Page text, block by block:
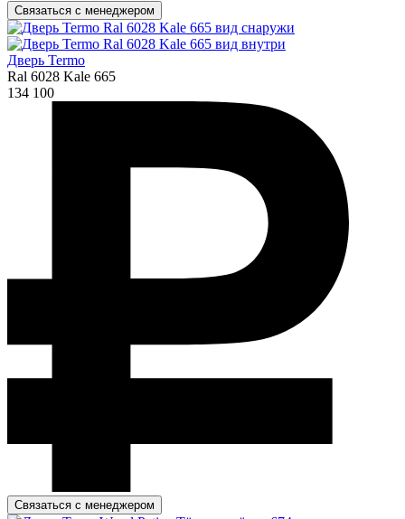
Связаться с менеджером
Дверь Termo
Ral 6028 Kale 665
134 100
Связаться с менеджером